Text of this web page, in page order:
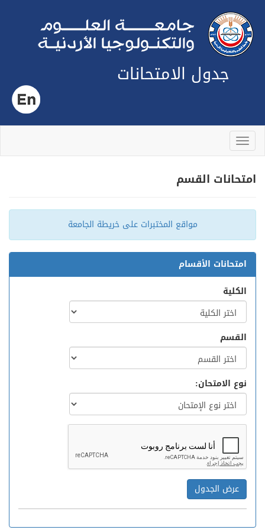
جدول الامتحانات
Toggle
navigation
امتحانات القسم
مواقع المختبرات على خريطة الجامعة
امتحانات الأقسام
الكلية
القسم
نوع الامتحان: